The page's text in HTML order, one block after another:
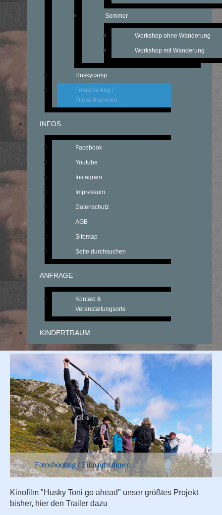
Sommer
Workshop ohne Wanderung
Workshop mit Wanderung
Huskycamp
Fotoshooting /
Filmaufnahmen
INFOS
Facebook
Youtube
Instagram
Impressum
Datenschutz
AGB
Sitemap
Seite durchsuchen
ANFRAGE
Kontakt &
Veranstaltungsorte
KINDERTRAUM
Fotoshooting /
Filmaufnahmen / Werbespots
Fotoshooting / Filmaufnahmen
Kinofilm "Husky Toni go ahead" unser größtes Projekt
bisher, hier den Trailer dazu